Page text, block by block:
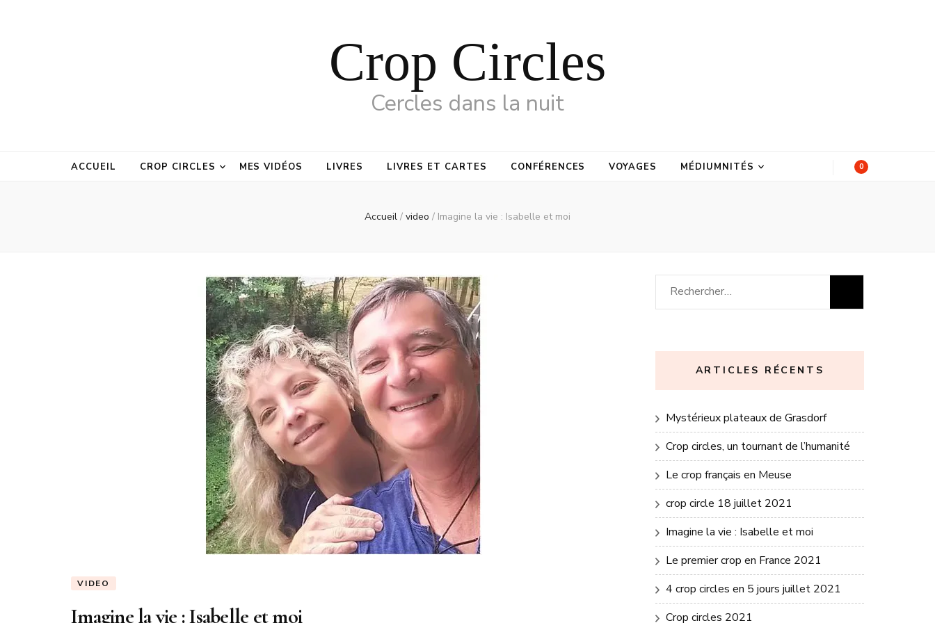
Crop Circles
Cercles dans la nuit
ACCUEIL CROP CIRCLES MES VIDÉOS LIVRES LIVRES ET CARTES CONFÉRENCES VOYAGES MÉDIUMNITÉS 0
Accueil / video / Imagine la vie : Isabelle et moi
VIDEO
Imagine la vie : Isabelle et moi
Rechercher :
ARTICLES RÉCENTS
Mystérieux plateaux de Grasdorf
Crop circles, un tournant de l’humanité
Le crop français en Meuse
crop circle 18 juillet 2021
Imagine la vie : Isabelle et moi
Le premier crop en France 2021
4 crop circles en 5 jours juillet 2021
Crop circles 2021